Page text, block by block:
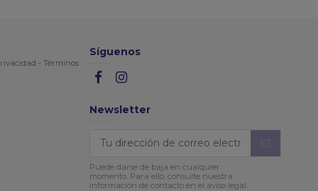
- Términos
Síguenos
Newsletter
Puede darse de baja en cualquier
momento. Para ello, consulte nuestra
información de contacto en el aviso legal.